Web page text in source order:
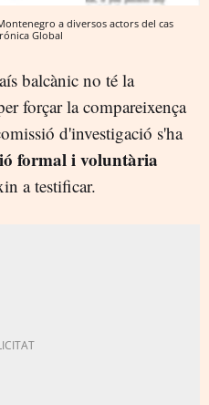
a diversos actors del cas
Global
balcànic no té la
forçar la compareixença
d'investigació s'ha
formal i voluntària
a testificar.